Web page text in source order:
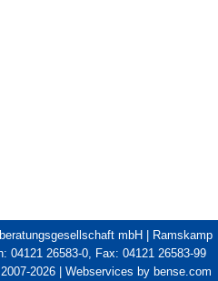
mbH | Ramskamp
04121 26583-0, Fax: 04121 26583-99
2026 | Webservices by bense.com